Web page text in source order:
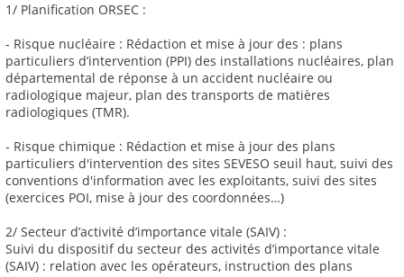
1/ Planification ORSEC :
- Risque nucléaire : Rédaction et mise à jour des : plans
particuliers d’intervention (PPI) des installations nucléaires, plan
départemental de réponse à un accident nucléaire ou
radiologique majeur, plan des transports de matières
radiologiques (TMR).
- Risque chimique : Rédaction et mise à jour des plans
particuliers d'intervention des sites SEVESO seuil haut, suivi des
conventions d'information avec les exploitants, suivi des sites
(exercices POI, mise à jour des coordonnées…)
2/ Secteur d’activité d’importance vitale (SAIV) :
Suivi du dispositif du secteur des activités d’importance vitale
(SAIV) : relation avec les opérateurs, instruction des plans